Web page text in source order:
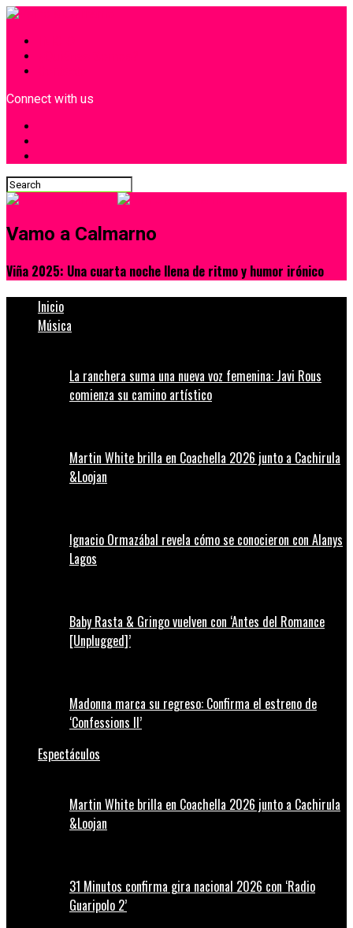
Connect with us
Vamo a Calmarno
Viña 2025: Una cuarta noche llena de ritmo y humor irónico
Inicio
Música
La ranchera suma una nueva voz femenina: Javi Rous
comienza su camino artístico
Martin White brilla en Coachella 2026 junto a Cachirula
&Loojan
Ignacio Ormazábal revela cómo se conocieron con Alanys
Lagos
Baby Rasta & Gringo vuelven con ‘Antes del Romance
[Unplugged]’
Madonna marca su regreso: Confirma el estreno de
‘Confessions II’
Espectáculos
Martin White brilla en Coachella 2026 junto a Cachirula
&Loojan
31 Minutos confirma gira nacional 2026 con ‘Radio
Guaripolo 2’